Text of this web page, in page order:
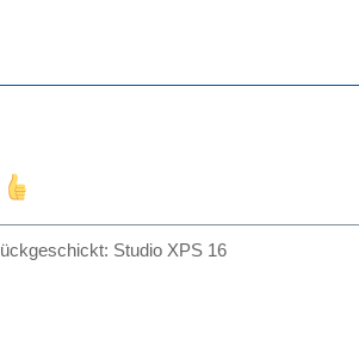
Studio XPS 16